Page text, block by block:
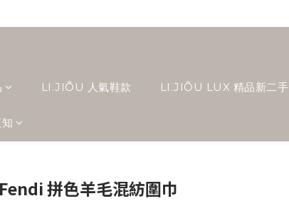
LI.JIÕU 人氣鞋款 LI.JIÕU LUX 精品新二手
Fendi 拼色羊毛混紡圍巾